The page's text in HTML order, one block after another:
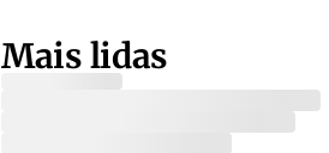
Mais lidas